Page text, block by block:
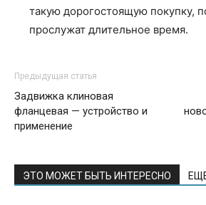
такую дорогостоящую покупку,
прослужат длительное время.
Предыдущая статья
Задвижка клиновая
фланцевая — устройство и
применение
ЭТО МОЖЕТ БЫТЬ ИНТЕРЕСНО